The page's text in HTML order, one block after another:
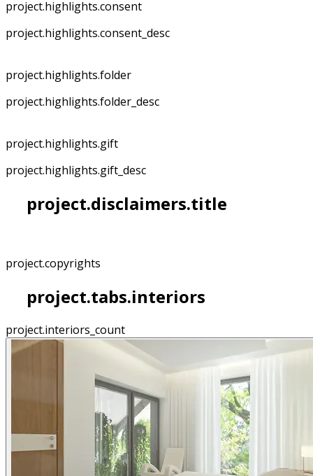
project.highlights.consent
project.highlights.consent_desc
project.highlights.folder
project.highlights.folder_desc
project.highlights.gift
project.highlights.gift_desc
project.disclaimers.title
project.copyrights
project.tabs.interiors
project.interiors_count